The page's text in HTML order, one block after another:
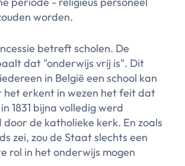
worden.
betreft scholen. De
dat "onderwijs vrij is". Dit
in België een school kan
het erkent in wezen het feit dat
1831 bijna volledig werd
de katholieke kerk. En zoals
zei, zou de Staat slechts een
rol in het onderwijs mogen